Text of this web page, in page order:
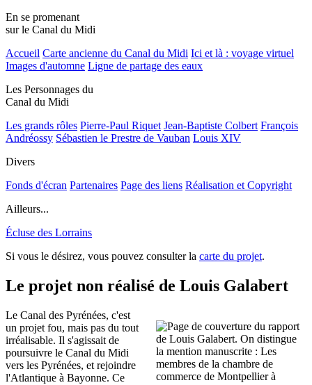
En se promenant
sur le Canal du Midi
Accueil Carte ancienne du Canal du Midi Ici et là : voyage virtuel
Images d'automne Ligne de partage des eaux
Les Personnages du
Canal du Midi
Les grands rôles Pierre-Paul Riquet Jean-Baptiste Colbert François
Andréossy Sébastien le Prestre de Vauban Louis XIV
Divers
Fonds d'écran Partenaires Page des liens Réalisation et Copyright
Ailleurs...
Écluse des Lorrains
Si vous le désirez, vous pouvez consulter la carte du projet.
Le projet non réalisé de Louis Galabert
Le Canal des Pyrénées, c'est
un projet fou, mais pas du tout
irréalisable. Il s'agissait de
poursuivre le Canal du Midi
vers les Pyrénées, et rejoindre
l'Atlantique à Bayonne. Ce